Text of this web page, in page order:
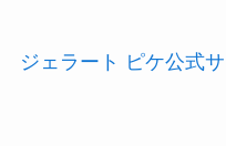
ジェラート ピケ公式サ